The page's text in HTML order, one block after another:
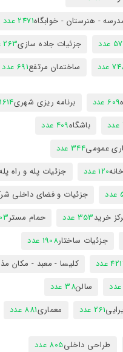
- هنرستان - خوابگاه2471 عدد
جزئیات جاده سازی263 عدد
ساختمان مرتفع691 عدد
عدد برنامه ریزی شهری1614 عدد
باشگاه409 عدد
عمومی344 عدد
120 عدد جزئیات پله و راه پله
جزئیات و فضای داخلی
خرید353 عدد حمام مستر2103
جزئیات ساختار1908 عدد
کلیسا - معبد - مکان
سالن38 عدد
261 عدد معماری881 عدد
طراحی داخلی805 عدد